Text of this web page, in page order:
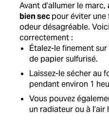
Avant d’allumer le marc,
bien secpour éviter une
odeur désagréable.
correctement :
Étalez-le finement
de papier sulfurisé.
Laissez-le sécher au
pendant environ 1
Vous pouvez
un radiateur ou à